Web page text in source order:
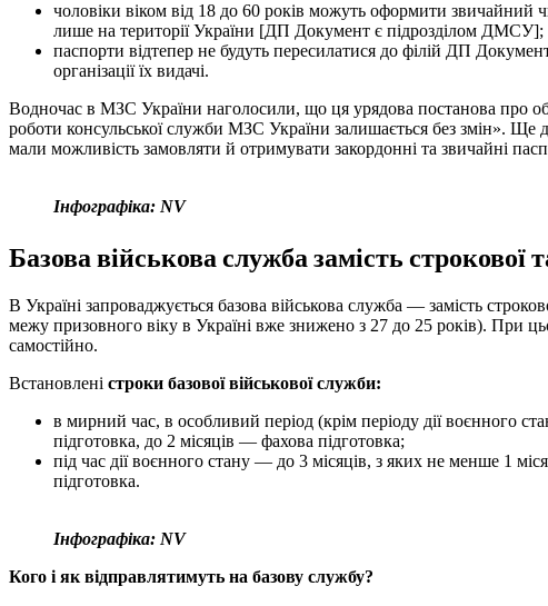
чоловіки віком від 18 до 60 років можуть оформити звичайний
лише на території України [ДП Документ є підрозділом ДМСУ];
паспорти відтепер не будуть пересилатися до філій ДП
організації їх видачі.
Водночас в МЗС України наголосили, що ця урядова постанова про
роботи консульської служби МЗС України залишається без змін». Ще
мали можливість замовляти й отримувати закордонні та звичайні
Інфографіка: NV
Базова військова служба замість строкової
В Україні запроваджується базова військова служба — замість
межу призовного віку в Україні вже знижено з 27 до 25 років). При
самостійно.
Встановлені строки базової військової служби:
в мирний час, в особливий період (крім періоду дії воєнного
підготовка, до 2 місяців — фахова підготовка;
під час дії воєнного стану — до 3 місяців, з яких не менше 1
підготовка.
Інфографіка: NV
Кого і як відправлятимуть на базову службу?